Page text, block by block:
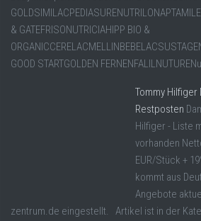
& GATEFRISONUTRICIAHIPP BIO &
GOOD STARTGOLDEN
Tommy Hilfiger
Restposten
Hilfiger - Liste
vorhanden
EUR/Stück +
kommt aus
Angebote
zentrum.de eingestellt. Artikel ist in der